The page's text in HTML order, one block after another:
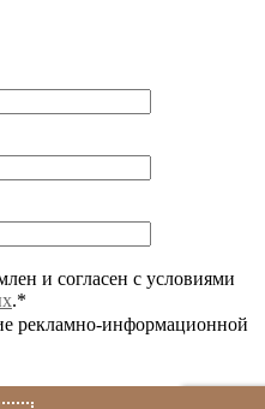
и согласен с условиями
.*
рекламно-информационной